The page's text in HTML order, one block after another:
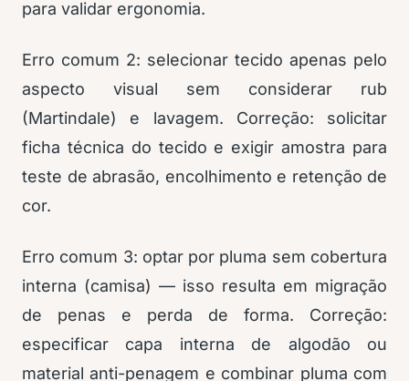
para validar ergonomia.
Erro comum 2: selecionar tecido apenas pelo
aspecto visual sem considerar rub
(Martindale) e lavagem. Correção: solicitar
ficha técnica do tecido e exigir amostra para
teste de abrasão, encolhimento e retenção de
cor.
Erro comum 3: optar por pluma sem cobertura
interna (camisa) — isso resulta em migração
de penas e perda de forma. Correção:
especificar capa interna de algodão ou
material anti-penagem e combinar pluma com